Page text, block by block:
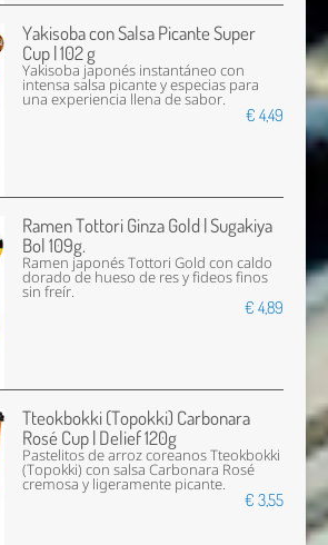
Yakisoba con Salsa Picante Super
Cup | 102 g
Yakisoba japonés instantáneo con
intensa salsa picante y especias para
una experiencia llena de sabor.
€ 4,49
Ramen Tottori Ginza Gold | Sugakiya
Bol 109g.
Ramen japonés Tottori Gold con caldo
dorado de hueso de res y fideos finos
sin freír.
€ 4,89
Tteokbokki (Topokki) Carbonara
Rosé Cup | Delief 120g
Pastelitos de arroz coreanos Tteokbokki
(Topokki) con salsa Carbonara Rosé
cremosa y ligeramente picante.
€ 3,55